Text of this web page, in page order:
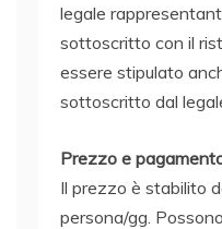
legale
sottoscritto con il
essere stipulato
sottoscritto dal
Prezzo e
Il prezzo è stabilito
persona/gg.